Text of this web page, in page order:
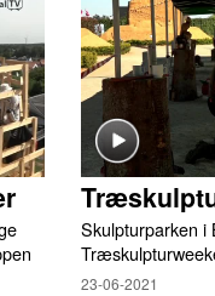
Skulpturparken i
23-06-2021